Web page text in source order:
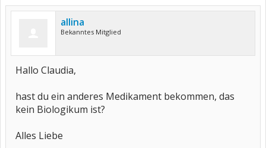
allina
Bekanntes Mitglied
Hallo Claudia,
hast du ein anderes Medikament bekommen, das
kein Biologikum ist?
Alles Liebe